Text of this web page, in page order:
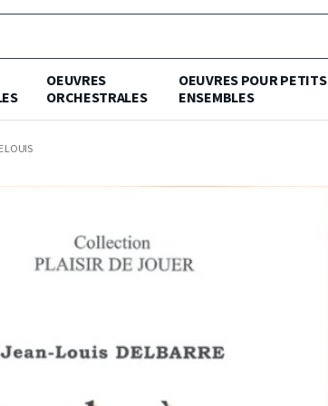
OEUVRES
ORCHESTRALES
OEUVRES POUR PETITS
ENSEMBLES
LOUIS